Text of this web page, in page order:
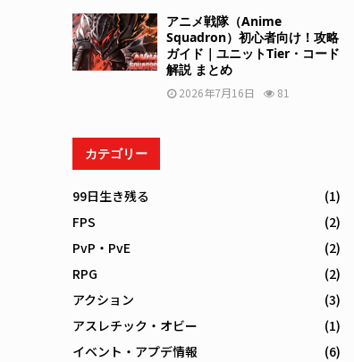
アニメ戦隊（Anime
Squadron）初心者向け！攻略
ガイド｜ユニットTier・コード
解説 まとめ
2026年7月16日 81
カテゴリー
99日生き残る
(1)
FPS
(2)
PvP・PvE
(2)
RPG
(2)
アクション
(3)
アスレチック・オビー
(1)
イベント・アプデ情報
(6)